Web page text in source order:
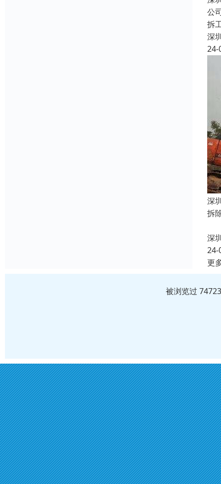
公
拆
深
24-
深
拆
深
24-
更
被浏览过